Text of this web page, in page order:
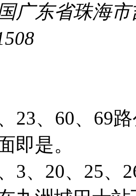
广东省珠海
23、60、69
即是。
3、20、25、